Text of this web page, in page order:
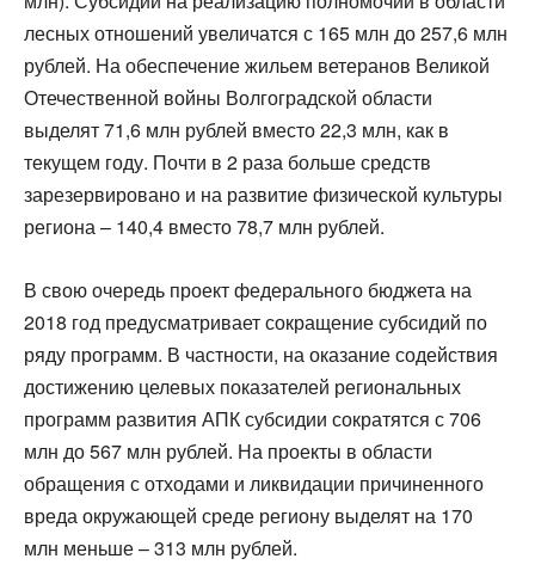
лесных отношений увеличатся с 165 млн до 257,6 млн
рублей. На обеспечение жильем ветеранов Великой
Отечественной войны Волгоградской области
выделят 71,6 млн рублей вместо 22,3 млн, как в
текущем году. Почти в 2 раза больше средств
зарезервировано и на развитие физической культуры
региона – 140,4 вместо 78,7 млн рублей.
В свою очередь проект федерального бюджета на
2018 год предусматривает сокращение субсидий по
ряду программ. В частности, на оказание содействия
достижению целевых показателей региональных
программ развития АПК субсидии сократятся с 706
млн до 567 млн рублей. На проекты в области
обращения с отходами и ликвидации причиненного
вреда окружающей среде региону выделят на 170
млн меньше – 313 млн рублей.